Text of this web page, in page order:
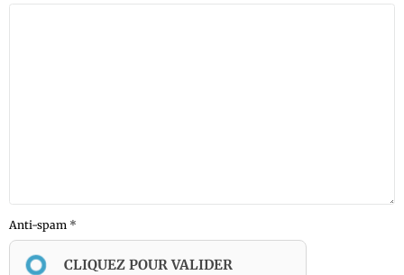
Anti-spam
CLIQUEZ POUR VALIDER